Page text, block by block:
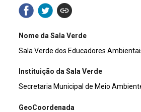
Nome da Sala Verde
Sala Verde dos Educadores
Instituição da Sala Verde
Secretaria Municipal de Meio
GeoCoordenada